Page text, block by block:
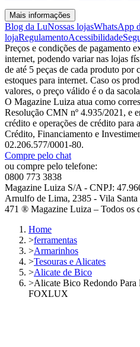
Mais informações
Blog da LuNossas lojasWhatsApp
lojaRegulamentoAcessibilidade
Preços e condições de pagamento
internet, podendo variar nas lojas
de até 5 peças de cada produto por
estoques para internet. Caso os
valores, o preço válido é o da
O Magazine Luiza atua como
Resolução CMN nº 4.935/2021, e
crédito e operações de crédito para
Crédito, Financiamento e
02.206.577/0001-80.
Compre pelo chat
ou compre pelo telefone:
0800 773 3838
Magazine Luiza S/A - CNPJ:
Arnulfo de Lima, 2385 - Vila Santa
471 ® Magazine Luiza – Todos os
Home
>ferramentas
>Armarinhos
>Tesouras e Alicates
>Alicate de Bico
>Alicate Bico Redondo
FOXLUX